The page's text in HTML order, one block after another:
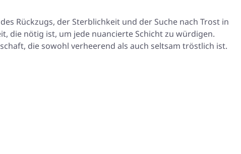
Rückzugs, der Sterblichkeit und der Suche nach Trost in
die nötig ist, um jede nuancierte Schicht zu würdigen.
die sowohl verheerend als auch seltsam tröstlich ist.